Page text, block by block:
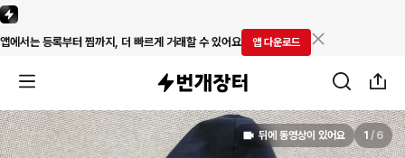
앱에서는 등록부터 찜까지, 더 빠르게 거래할 수 있어요 앱 다운로드
뒤에 동영상이 있어요 1 / 6